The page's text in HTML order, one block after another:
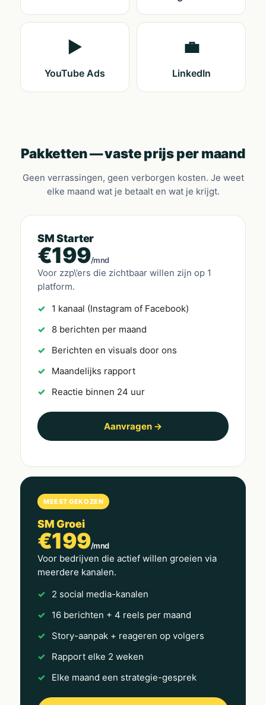
▶️
YouTube Ads
💼
LinkedIn
Pakketten — vaste prijs per maand
Geen verrassingen, geen verborgen kosten. Je weet
elke maand wat je betaalt en wat je krijgt.
SM Starter
€199/mnd
Voor zzp\’ers die zichtbaar willen zijn op 1
platform.
1 kanaal (Instagram of Facebook)
8 berichten per maand
Berichten en visuals door ons
Maandelijks rapport
Reactie binnen 24 uur
Aanvragen →
MEEST GEKOZEN
SM Groei
€199/mnd
Voor bedrijven die actief willen groeien via
meerdere kanalen.
2 social media-kanalen
16 berichten + 4 reels per maand
Story-aanpak + reageren op volgers
Rapport elke 2 weken
Elke maand een strategie-gesprek